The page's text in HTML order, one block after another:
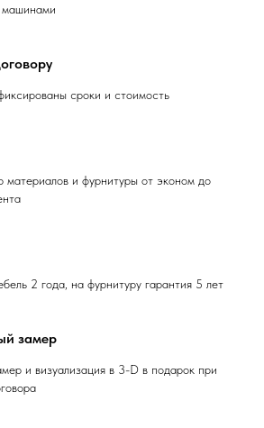
машинами
сроки и стоимость
материалов и фурнитуры от эконом до
2 года, на фурнитуру гарантия 5 лет
замер
и визуализация в 3-D в подарок при